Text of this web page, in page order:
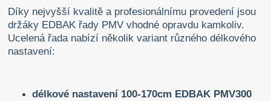
Díky nejvyšší kvalitě a profesionálnímu provedení jsou
držáky EDBAK řady PMV vhodné opravdu kamkoliv.
Ucelená řada nabízí několik variant různého délkového
nastavení:
délkové nastavení 100-170cm EDBAK PMV300